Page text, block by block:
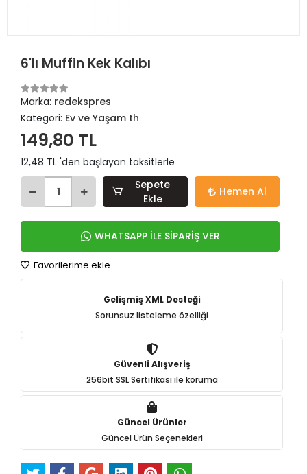
6'lı Muffin Kek Kalıbı
Marka: redekspres
Kategori: Ev ve Yaşam th
149,80 TL
12,48 TL 'den başlayan taksitlerle
Sepete
Ekle
Hemen Al
WHATSAPP İLE SİPARİŞ VER
Favorilerime ekle
Gelişmiş XML Desteği
Sorunsuz listeleme özelliği
Güvenli Alışveriş
256bit SSL Sertifikası ile koruma
Güncel Ürünler
Güncel Ürün Seçenekleri